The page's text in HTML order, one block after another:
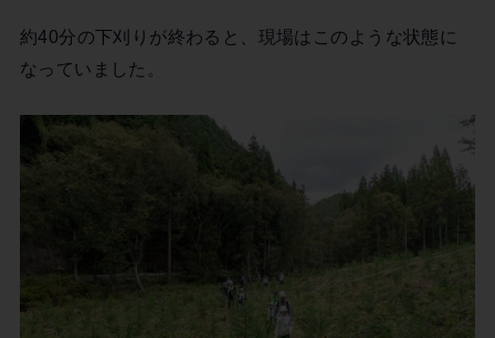
約40分の下刈りが終わると、現場はこのような状態に
なっていました。